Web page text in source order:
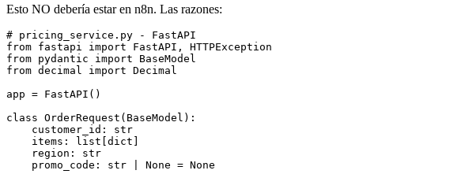
Esto NO debería estar en n8n. Las razones:
# pricing_service.py - FastAPI
from fastapi import FastAPI ,
HTTPException
from pydantic import BaseModel
from decimal import Decimal
app = FastAPI ()
class OrderRequest ( BaseModel ):
    customer_id
:
str
    items
: list [dict ]
    region
:
str
    promo_code
: str None = None